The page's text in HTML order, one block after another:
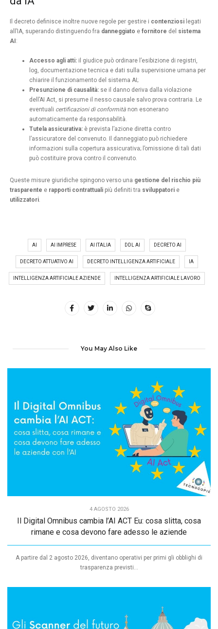
Il decreto definisce inoltre nuove regole per gestire i contenziosi legati
all’IA, superando distinguendo fra danneggiato e fornitore del sistema
AI :
Accesso agli atti: il giudice può ordinare l’esibizione di registri,
log, documentazione tecnica e dati sulla supervisione umana per
chiarire il funzionamento del sistema AI;
Presunzione di causalità: se il danno deriva dalla violazione
dell’AI Act, si presume il nesso causale salvo prova contraria. Le
eventuali certificazioni di conformità non esonerano
automaticamente da responsabilità.
Tutela assicurativa: è prevista l’azione diretta contro
l’assicuratore del convenuto. Il danneggiato può richiedere
informazioni sulla copertura assicurativa; l’omissione di tali dati
può costituire prova contro il convenuto.
Queste misure giuridiche spingono verso una gestione del rischio più
trasparente e rapporti contrattuali più definiti tra sviluppatori e
utilizzatori.
AI AI IMPRESE AI ITALIA DDL AI DECRETO AI
DECRETO ATTUATIVO AI DECRETO INTELLIGENZA ARTIFICIALE IA
INTELLIGENZA ARTIFICIALE AZIENDE INTELLIGENZA ARTIFICIALE LAVORO
You May Also Like
4 AGOSTO 2026
Il Digital Omnibus cambia l’AI ACT Eu: cosa slitta, cosa
rimane e cosa devono fare adesso le aziende
A partire dal 2 agosto 2026, diventano operativi per primi gli obblighi di
trasparenza previsti...